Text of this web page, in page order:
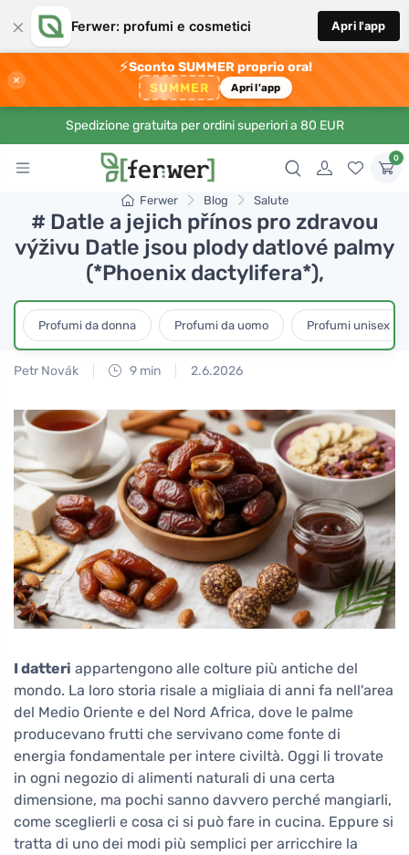
× Ferwer: profumi e cosmetici Apri l'app
×
⚡Sconto SUMMER proprio ora!
SUMMER Apri l'app
Spedizione gratuita per ordini superiori a 80 EUR
0
Ferwer Blog Salute
# Datle a jejich přínos pro zdravou
výživu Datle jsou plody datlové palmy
(*Phoenix dactylifera*),
Profumi da donna Profumi da uomo Profumi unisex
Petr Novák 9 min 2.6.2026
I datteri appartengono alle colture più antiche del
mondo. La loro storia risale a migliaia di anni fa nell'area
del Medio Oriente e del Nord Africa, dove le palme
producevano frutti che servivano come fonte di
energia fondamentale per intere civiltà. Oggi li trovate
in ogni negozio di alimenti naturali di una certa
dimensione, ma pochi sanno davvero perché mangiarli,
come sceglierli e cosa ci si può fare in cucina. Eppure si
tratta di uno dei modi più semplici per arricchire la